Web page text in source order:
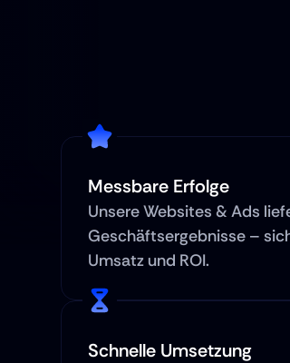
Messbare Erfolge
Unsere Websites & Ads
Geschäftsergebnisse –
Umsatz und ROI.
Schnelle Umsetzung